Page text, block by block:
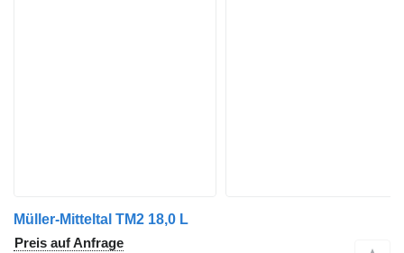
Müller-Mitteltal TM2 18,0 L
Preis auf Anfrage